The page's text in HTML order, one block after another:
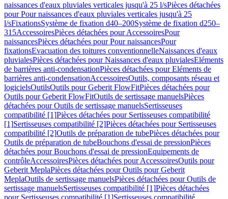
naissances d'eaux pluviales verticales jusqu'à 25 l/sPièces détachées
pour Pour naissances d'eaux pluviales verticales jusqu'à 25
l/sFixationsSystème de fixation d40–200Système de fixation d250–
315AccessoiresPièces détachées pour AccessoiresPour
naissancesPièces détachées pour Pour naissancesPour
fixationsEvacuation des toitures conventionnelleNaissances d'eaux
pluvialesPièces détachées pour Naissances d'eaux pluvialesEléments
de barrières anti-condensationPièces détachées pour Eléments de
barrières anti-condensationAccessoiresOutils, composants réseau et
logicielsOutilsOutils pour Geberit FlowFitPièces détachées pour
Outils pour Geberit FlowFitOutils de sertissage manuelsPièces
détachées pour Outils de sertissage manuelsSertisseuses
compatibilité [1]Pièces détachées pour Sertisseuses compatibilité
[1]Sertisseuses compatibilité [2]Pièces détachées pour Sertisseuses
compatibilité [2]Outils de préparation de tubePièces détachées pour
Outils de préparation de tubeBouchons d'essai de pressionPièces
détachées pour Bouchons d'essai de pressionEquipements de
contrôleAccessoiresPièces détachées pour AccessoiresOutils pour
Geberit MeplaPièces détachées pour Outils pour Geberit
MeplaOutils de sertissage manuelsPièces détachées pour Outils de
sertissage manuelsSertisseuses compatibilité [1]Pièces détachées
pour Sertisseuses compatibilité [1]Sertisseuses compatibilité